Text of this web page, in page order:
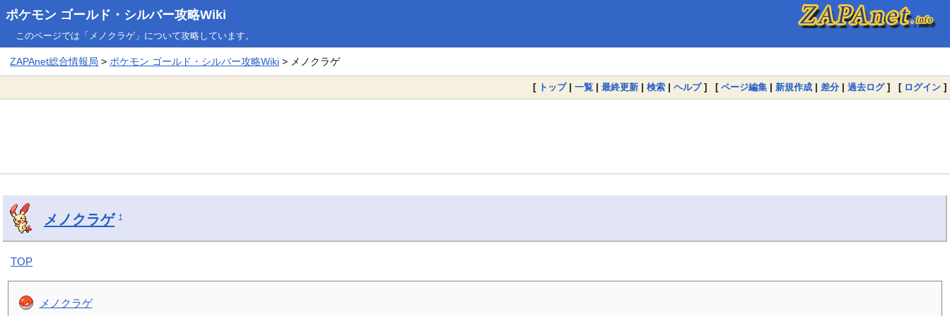
ポケモン ゴールド・シルバー攻略Wiki
このページでは「メノクラゲ」について攻略しています。
ZAPAnet総合情報局 >ポケモン ゴールド・シルバー攻略Wiki > メノクラゲ
[ トップ| 一覧 | 最終更新 | 検索 | ヘルプ] [ ページ編集 | 新規作成 | 差分 | 過去ログ] [ ログイン ]
メノクラゲ †
TOP
メノクラゲ